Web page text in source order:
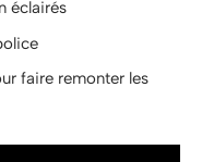
éclairés
faire remonter les